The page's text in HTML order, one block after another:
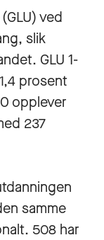
ved
slik
GLU 1-
prosent
opplever
237
samme
508 har